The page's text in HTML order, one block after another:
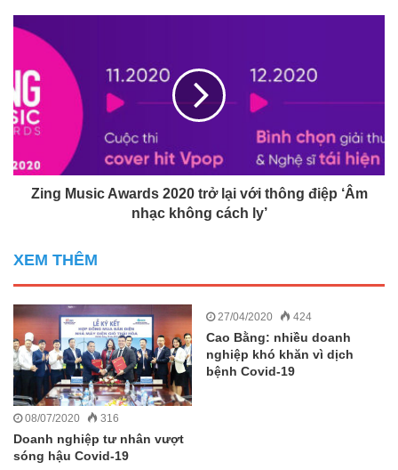
Zing Music Awards 2020 trở lại với thông điệp ‘Âm
nhạc không cách ly’
XEM THÊM
08/07/2020 316
Doanh nghiệp tư nhân vượt
sóng hậu Covid-19
27/04/2020 424
Cao Bằng: nhiều doanh
nghiệp khó khăn vì dịch
bệnh Covid-19